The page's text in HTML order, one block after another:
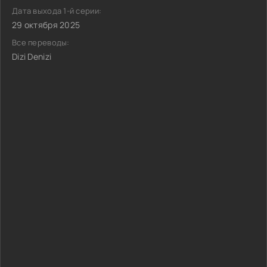
Дата выхода 1-й серии:
29 октября 2025
Все переводы:
Dizi Denizi